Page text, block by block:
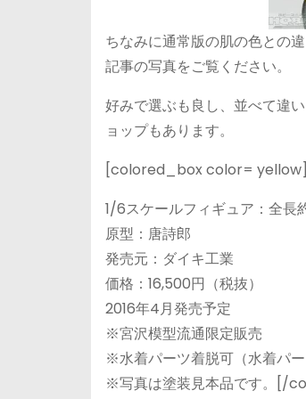
ちなみに通常版の肌の色との
記事の写真をご覧ください。
好みで選ぶも良し、並べて違
ョップもあります。
[colored_box color= yellow]
1/6スケールフィギュア：全長
原型：唐詩郎
発売元：ダイキ工業
価格：16,500円（税抜）
2016年4月発売予定
※宮沢模型流通限定販売
※水着パーツ着脱可（水着パ
※写真は塗装見本品です。[/